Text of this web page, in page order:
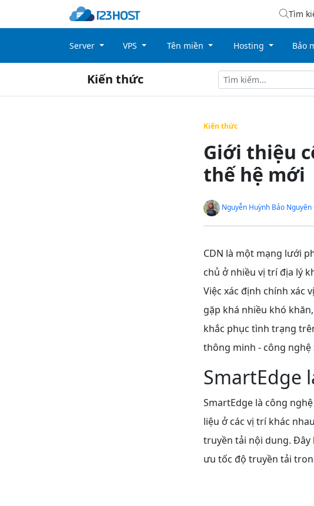
Tìm
Server VPS Tên miền Hosting Bảo
Kiến thức
Kiến thức
Giới thiệu
thế hệ mới
Nguyễn Huỳnh Bảo Nguyên
CDN là một mạng lưới
chủ ở nhiều vị trí địa lý
Việc xác định chính xác
gặp khá nhiều khó
khắc phục tình trạng
thông minh - công nghệ
SmartEdge
SmartEdge là công
liệu ở các vị trí khác
truyền tải nội dung. Đây
ưu tốc độ truyền tải